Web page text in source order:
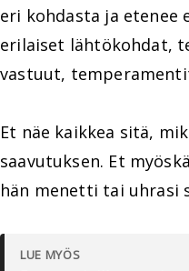
eri kohdasta ja etenee
erilaiset lähtökohdat,
vastuut,
Et näe kaikkea sitä,
saavutuksen. Et
hän menetti tai uhrasi
LUE MYÖS